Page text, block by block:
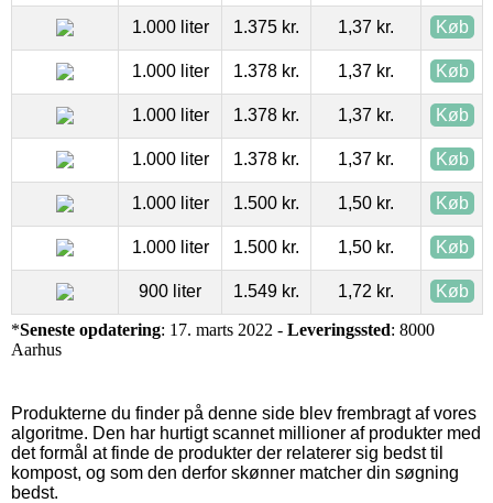
1.000 liter 1.375 kr. 1,37 kr. Køb
1.000 liter 1.378 kr. 1,37 kr. Køb
1.000 liter 1.378 kr. 1,37 kr. Køb
1.000 liter 1.378 kr. 1,37 kr. Køb
1.000 liter 1.500 kr. 1,50 kr. Køb
1.000 liter 1.500 kr. 1,50 kr. Køb
900 liter 1.549 kr. 1,72 kr. Køb
*Seneste opdatering: 17. marts 2022 - Leveringssted: 8000
Aarhus
Produkterne du finder på denne side blev frembragt af vores
algoritme. Den har hurtigt scannet millioner af produkter med
det formål at finde de produkter der relaterer sig bedst til
kompost, og som den derfor skønner matcher din søgning
bedst.